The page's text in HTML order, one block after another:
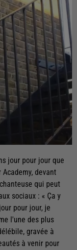
jour pour jour que
devant
qui peut
sociaux : « Ça y
pour jour, je
l'une des plus
gravée à
à venir pour